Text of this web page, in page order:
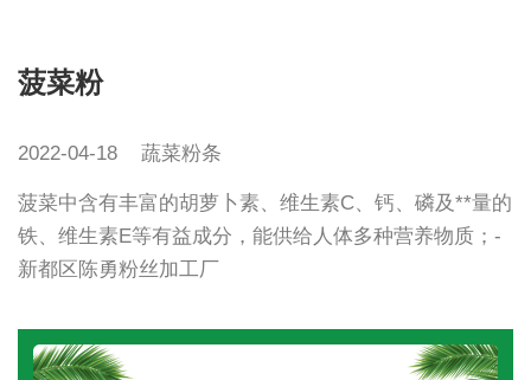
菠菜粉
2022-04-18 蔬菜粉条
菠菜中含有丰富的胡萝卜素、维生素C、钙、磷及**量的
铁、维生素E等有益成分，能供给人体多种营养物质；-
新都区陈勇粉丝加工厂